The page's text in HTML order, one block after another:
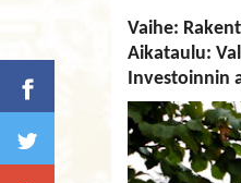
Vaihe:
Aikataulu:
Investoinnin